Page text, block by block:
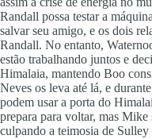
Randall possa testar a
salvar seu amigo, e os dois
Randall. No entanto,
estão trabalhando juntos e
Himalaia, mantendo Boo
Neves os leva até lá, e
podem usar a porta do
prepara para voltar, mas Mike
culpando a teimosia de Sulley